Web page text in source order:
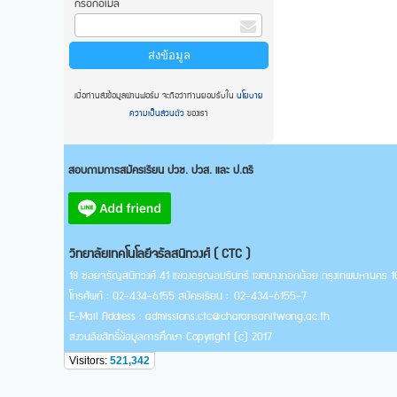
กรอกอีเมล
เมื่อท่านส่งข้อมูลผ่านฟอร์ม จะถือว่าท่านยอมรับใน นโยบาย
ความเป็นส่วนตัวของเรา
สอบถามการสมัครเรียน ปวช. ปวส. และ ป.ตรี
วิทยาลัยเทคโนโลยีจรัลสนิทวงศ์ ( CTC )
18 ซอยจรัญสนิทวงศ์ 41 แขวงอรุณอมรินทร์ เขตบางกอกน้อย กรุงเทพมหานคร
โทรศัพท์ : 02-434-6155 สมัครเรียน : 02-434-6155-7
E-Mail Address : admissions.ctc@charansanitwong.ac.th
สงวนลิขสิทธิ์ข้อมูลการศึกษา Copyright (c) 2017
Visitors: 521,342